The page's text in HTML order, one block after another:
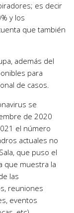
es decir
y los
que también
además del
para
de casos.
se
de 2020
el número
actuales no
que puso el
que muestra la
las
reuniones
eventos